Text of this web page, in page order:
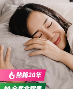
陳釀蜂蜜醋